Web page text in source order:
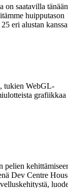
on saatavilla
huipputason
eri alustan
tukien WebGL-
grafiikkaa
pelien
Dev Centre